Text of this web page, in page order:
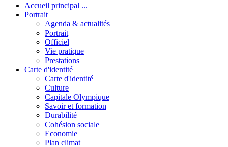
Accueil principal ...
Portrait
Agenda & actualités
Portrait
Officiel
Vie pratique
Prestations
Carte d'identité
Carte d'identité
Culture
Capitale Olympique
Savoir et formation
Durabilité
Cohésion sociale
Economie
Plan climat